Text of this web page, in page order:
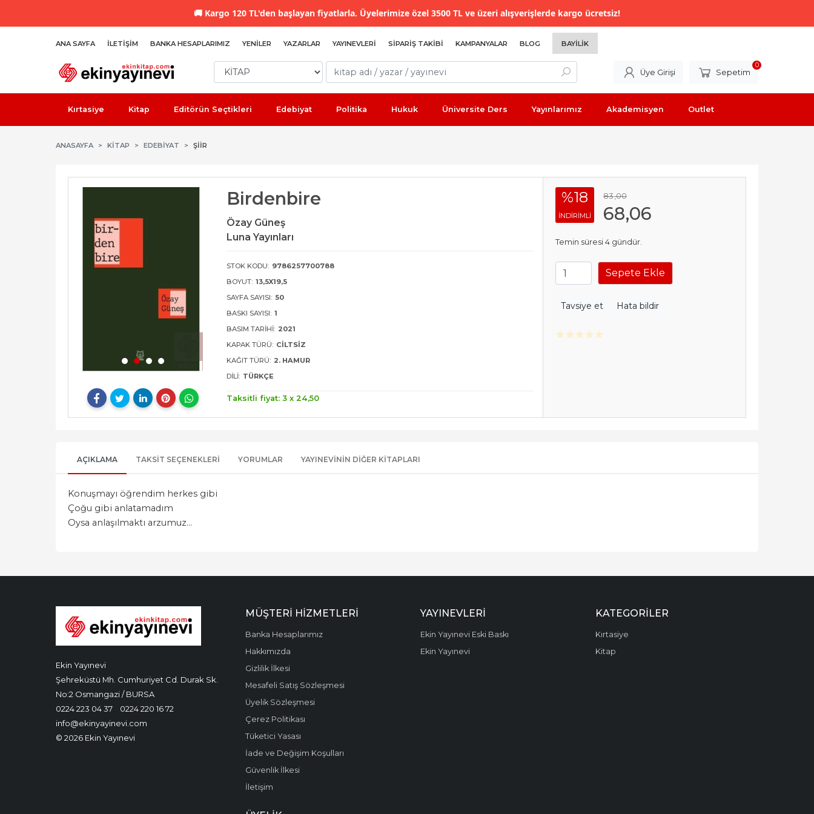
🚚 Kargo 120 TL'den başlayan fiyatlarla. Üyelerimize özel 3500 TL ve üzeri alışverişlerde kargo ücretsiz!
ANA SAYFA İLETIŞIM BANKA HESAPLARIMIZ YENILER YAZARLAR YAYINEVLERI SIPARIŞ TAKIBI KAMPANYALAR BLOG BAYILIK
Üye Girişi Sepetim
0
Kırtasiye Kitap Editörün Seçtikleri Edebiyat Politika Hukuk Üniversite Ders Yayınlarımız Akademisyen Outlet
ANASAYFA KİTAP EDEBIYAT ŞIIR
Birdenbire
Özay Güneş
Luna Yayınları
STOK KODU: 9786257700788
BOYUT: 13,5X19,5
SAYFA SAYISI: 50
BASKI SAYISI: 1
BASIM TARIHI: 2021
KAPAK TÜRÜ: CILTSIZ
KAĞIT TÜRÜ: 2. HAMUR
DILI: TÜRKÇE
Taksitli fiyat: 3 x24,50
%18
INDIRIMLI
83,00
68,06
Temin süresi 4 gündür.
Sepete Ekle
Tavsiye et Hata bildir
AÇIKLAMA TAKSIT SEÇENEKLERI YORUMLAR YAYINEVININ DIĞER KITAPLARI
Konuşmayı öğrendim herkes gibi
Çoğu gibi anlatamadım
Oysa anlaşılmaktı arzumuz...
Ekin Yayınevi
Şehreküstü Mh. Cumhuriyet Cd. Durak Sk.
No:2 Osmangazi / BURSA
0224 223 04 37
0224 220 16 72
info@ekinyayinevi.com
© 2026 Ekin Yayınevi
MÜŞTERI HIZMETLERI
Banka Hesaplarımız
Hakkımızda
Gizlilik İlkesi
Mesafeli Satış Sözleşmesi
Üyelik Sözleşmesi
Çerez Politikası
Tüketici Yasası
İade ve Değişim Koşulları
Güvenlik İlkesi
İletişim
YAYINEVLERI
Ekin Yayınevi Eski Baskı
Ekin Yayınevi
KATEGORILER
Kırtasiye
Kitap